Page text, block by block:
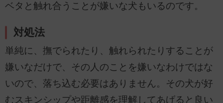
ベタと触れ合うことが嫌いな犬もいるのです。
対処法
単純に、撫でられたり、触れられたりすることが
嫌いなだけで、その人のことを嫌いなわけではな
いので、落ち込む必要はありません。その犬が好
むスキンシップや距離感を理解してあげると良い